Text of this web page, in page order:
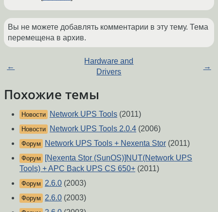
Вы не можете добавлять комментарии в эту тему. Тема
перемещена в архив.
←
Hardware and
Drivers
→
Похожие темы
Новости Network UPS Tools (2011)
Новости Network UPS Tools 2.0.4 (2006)
Форум Network UPS Tools + Nexenta Stor (2011)
Форум
[Nexenta Stor (SunOS)]NUT(Network UPS
Tools) + APC Back UPS CS 650+ (2011)
Форум 2.6.0 (2003)
Форум 2.6.0 (2003)